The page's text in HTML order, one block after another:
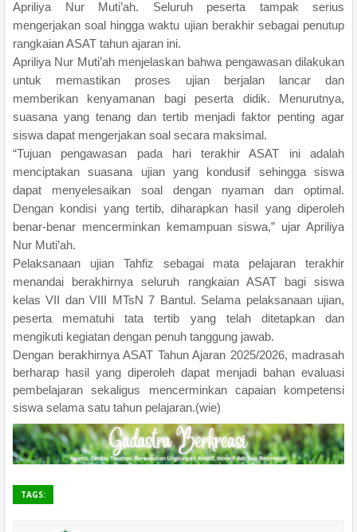
Apriliya Nur Muti’ah. Seluruh peserta tampak serius
mengerjakan soal hingga waktu ujian berakhir sebagai penutup
rangkaian ASAT tahun ajaran ini.
Apriliya Nur Muti’ah menjelaskan bahwa pengawasan dilakukan
untuk memastikan proses ujian berjalan lancar dan
memberikan kenyamanan bagi peserta didik. Menurutnya,
suasana yang tenang dan tertib menjadi faktor penting agar
siswa dapat mengerjakan soal secara maksimal.
“Tujuan pengawasan pada hari terakhir ASAT ini adalah
menciptakan suasana ujian yang kondusif sehingga siswa
dapat menyelesaikan soal dengan nyaman dan optimal.
Dengan kondisi yang tertib, diharapkan hasil yang diperoleh
benar-benar mencerminkan kemampuan siswa,” ujar Apriliya
Nur Muti’ah.
Pelaksanaan ujian Tahfiz sebagai mata pelajaran terakhir
menandai berakhirnya seluruh rangkaian ASAT bagi siswa
kelas VII dan VIII MTsN 7 Bantul. Selama pelaksanaan ujian,
peserta mematuhi tata tertib yang telah ditetapkan dan
mengikuti kegiatan dengan penuh tanggung jawab.
Dengan berakhirnya ASAT Tahun Ajaran 2025/2026, madrasah
berharap hasil yang diperoleh dapat menjadi bahan evaluasi
pembelajaran sekaligus mencerminkan capaian kompetensi
siswa selama satu tahun pelajaran.(wie)
TAGS: